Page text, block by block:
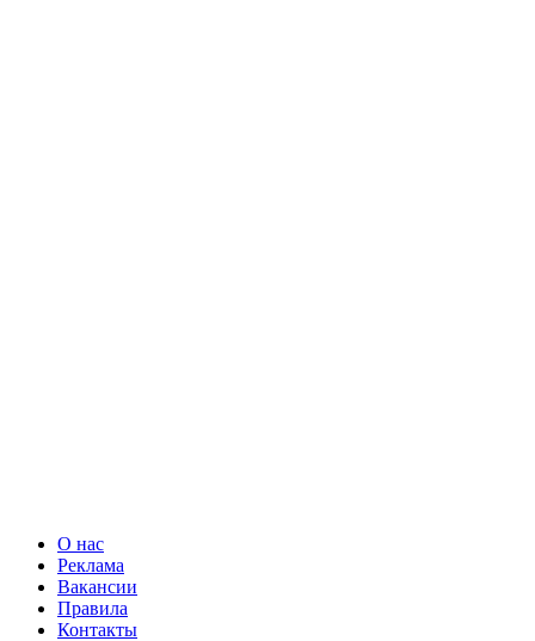
О нас
Реклама
Вакансии
Правила
Контакты